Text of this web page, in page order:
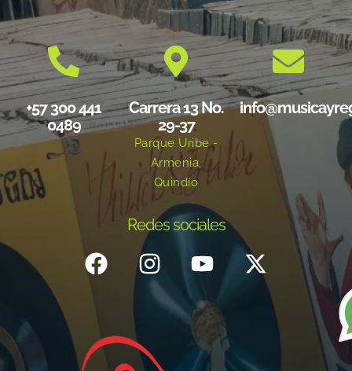
+57 300 441
0489
Carrera 13 No.
29-37
Parque Uribe -
Armenia,
Quindío
Redes sociales